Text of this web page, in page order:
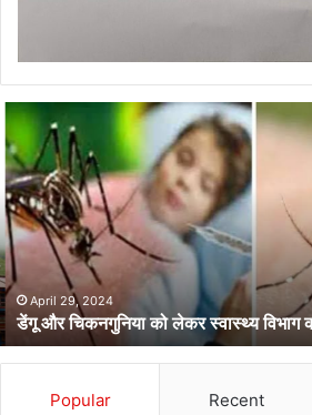
डेंगू
और
चिकनगुनिया
को
लेकर
स्वास्थ्य
विभाग
का
अर्लटApril 29, 2024
डेंगू और चिकनगुनिया को लेकर स्वास्थ्य विभाग
Popular Recent